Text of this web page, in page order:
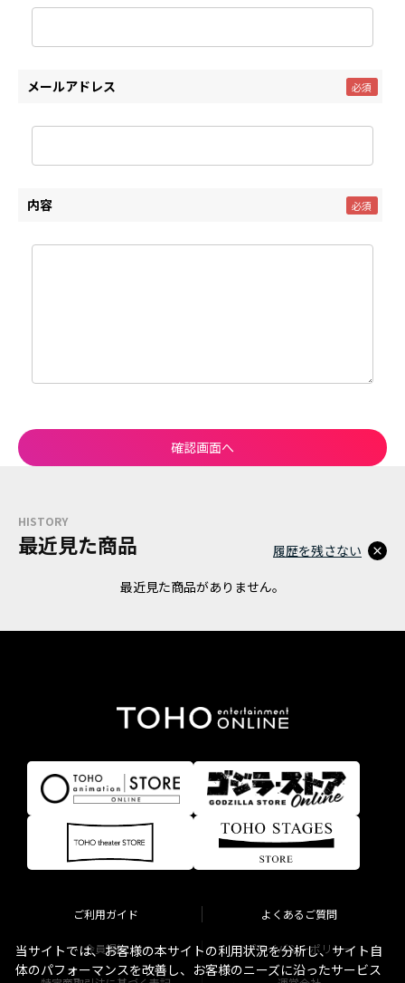
メールアドレス
内容
HISTORY
最近見た商品
最近見た商品がありません。
履歴を残さない
ご利用ガイド よくあるご質問
会員規約 プライバシーポリシー
当サイトでは、お客様の本サイトの利用状況を分析し、サイト自
体のパフォーマンスを改善し、お客様のニーズに沿ったサービス